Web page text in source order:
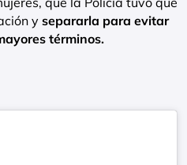
y separarla para evitar
términos.